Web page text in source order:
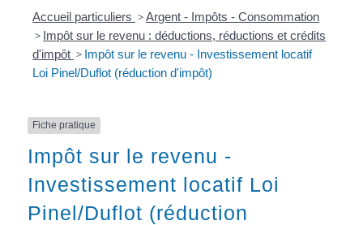
Accueil particuliers >Argent - Impôts - Consommation
> Impôt sur le revenu : déductions, réductions et crédits
d'impôt > Impôt sur le revenu - Investissement locatif
Loi Pinel/Duflot (réduction d'impôt)
Fiche pratique
Impôt sur le revenu -
Investissement locatif Loi
Pinel/Duflot (réduction